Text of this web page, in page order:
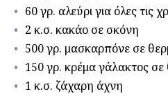
60 γρ. αλεύρι για όλες τις
2 κ.σ. κακάο σε σκόνη
500 γρ. μασκαρπόνε σε
150 γρ. κρέμα γάλακτος
1 κ.σ. ζάχαρη άχνη